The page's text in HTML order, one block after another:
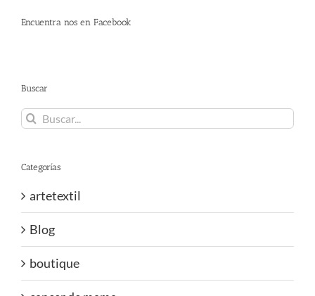
Encuentra nos en Facebook
Buscar
Buscar:
Categorías
artetextil
Blog
boutique